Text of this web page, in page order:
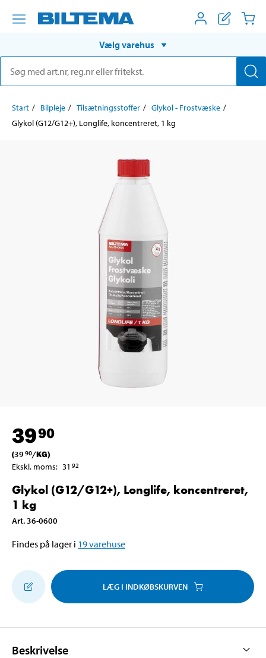
Vælg varehus
Start Bilpleje Tilsætningsstoffer
Glykol - Frostvæske
Glykol (G12/G12+), Longlife, koncentreret, 1 kg
3990
(39 90/KG)
Ekskl. moms: 31 92
Glykol (G12/G12+), Longlife, koncentreret,
1 kg
Art. 36-0600
Findes på lager i 19varehuse
LÆG I INDKØBSKURVEN
Beskrivelse